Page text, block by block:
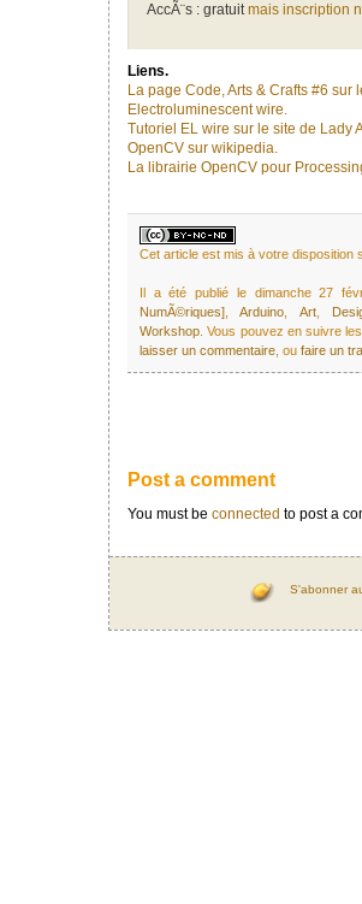
AccÃ¨s : gratuitmais inscription
Liens.
La page Code, Arts & Crafts #6 sur
Electroluminescent wire.
Tutoriel EL wire sur le site de Lady
OpenCV sur wikipedia.
La librairie OpenCV pour
Cet article est mis à votre disposition
Il a été publié le dimanche 27
NumÃ©riques] ,Arduino Art,
Workshop . Vous pouvez en suivre
laisser un commentaire , ou faire un
Post a comment
You must be connected to post a
S'abonner